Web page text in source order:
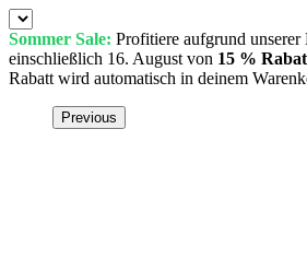
Sommer Sale: Profitiere aufgrund unserer
einschließlich 16. August von 15 %
Rabatt wird automatisch in deinem
Previous